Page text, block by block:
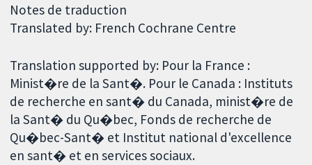
Notes de traduction
Translated by: French Cochrane Centre
Translation supported by: Pour la France :
Minist�re de la Sant�. Pour le Canada : Instituts
de recherche en sant� du Canada, minist�re de
la Sant� du Qu�bec, Fonds de recherche de
Qu�bec-Sant� et Institut national d'excellence
en sant� et en services sociaux.